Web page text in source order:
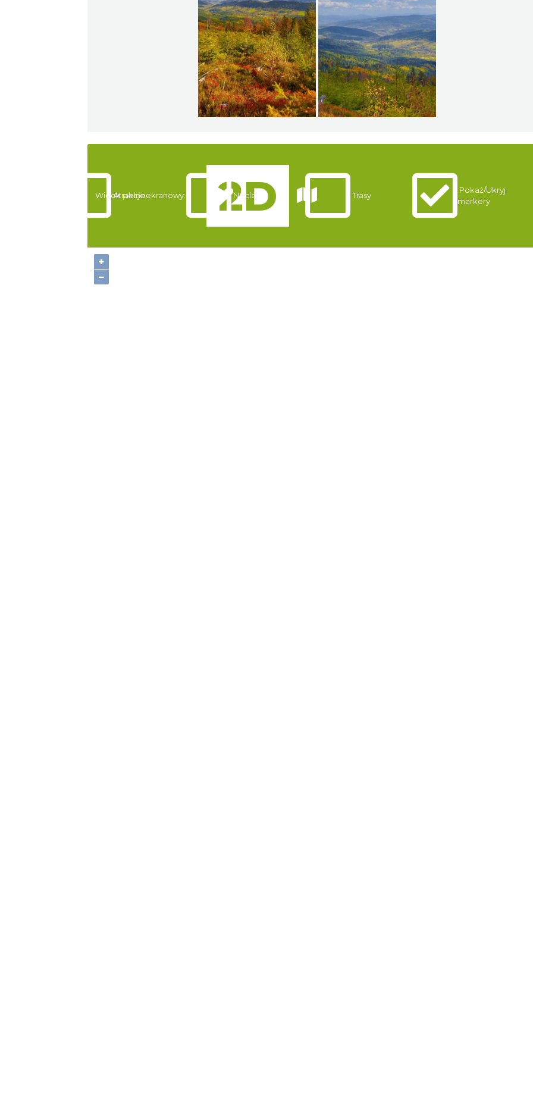
+
−
Widok pełnoekranowy:
Atrakcje Noclegi Trasy
Pokaż/Ukryj
markery